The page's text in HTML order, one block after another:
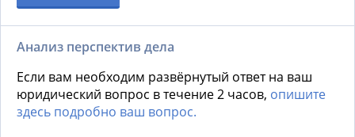
Анализ перспектив дела
Если вам необходим развёрнутый ответ на ваш
юридический вопрос в течение 2 часов, опишите
здесь подробно ваш вопрос.